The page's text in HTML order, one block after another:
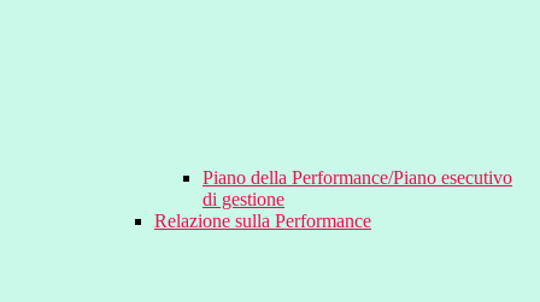
Piano della Performance/Piano esecutivo
di gestione
Relazione sulla Performance